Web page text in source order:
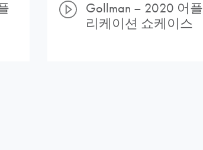
Gollman – 2020 어플
리케이션 쇼케이스